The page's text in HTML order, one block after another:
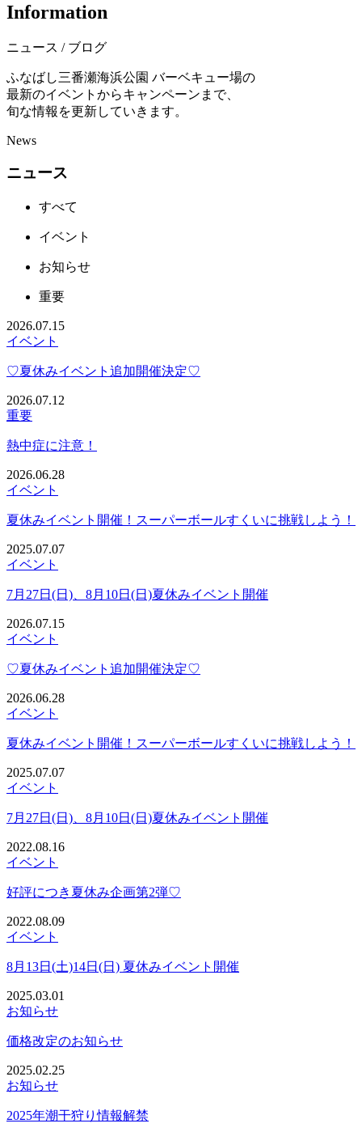
Information
ニュース / ブログ
ふなばし三番瀬海浜公園 バーベキュー場の
最新のイベントからキャンペーンまで、
旬な情報を更新していきます。
News
ニュース
すべて
イベント
お知らせ
重要
2026.07.15
イベント
♡夏休みイベント追加開催決定♡
2026.07.12
重要
熱中症に注意！
2026.06.28
イベント
夏休みイベント開催！スーパーボールすくいに挑戦しよう！
2025.07.07
イベント
7月27日(日)、8月10日(日)夏休みイベント開催
2026.07.15
イベント
♡夏休みイベント追加開催決定♡
2026.06.28
イベント
夏休みイベント開催！スーパーボールすくいに挑戦しよう！
2025.07.07
イベント
7月27日(日)、8月10日(日)夏休みイベント開催
2022.08.16
イベント
好評につき夏休み企画第2弾♡
2022.08.09
イベント
8月13日(土)14日(日) 夏休みイベント開催
2025.03.01
お知らせ
価格改定のお知らせ
2025.02.25
お知らせ
2025年潮干狩り情報解禁